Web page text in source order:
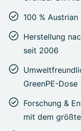
100 %
Herstellung
seit 2006
GreenPE-Dose
Forschung &
mit dem